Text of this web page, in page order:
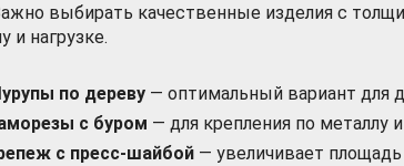
выбирать качественные изделия с
и нагрузке.
по дереву — оптимальный вариант для
с буром — для крепления по металлу
с пресс-шайбой — увеличивает